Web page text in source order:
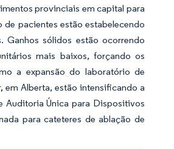
provinciais em capital para
pacientes estão estabelecendo
Ganhos sólidos estão ocorrendo
mais baixos, forçando os
a expansão do laboratório de
em Alberta, estão intensificando a
Auditoria Única para Dispositivos
para cateteres de ablação de